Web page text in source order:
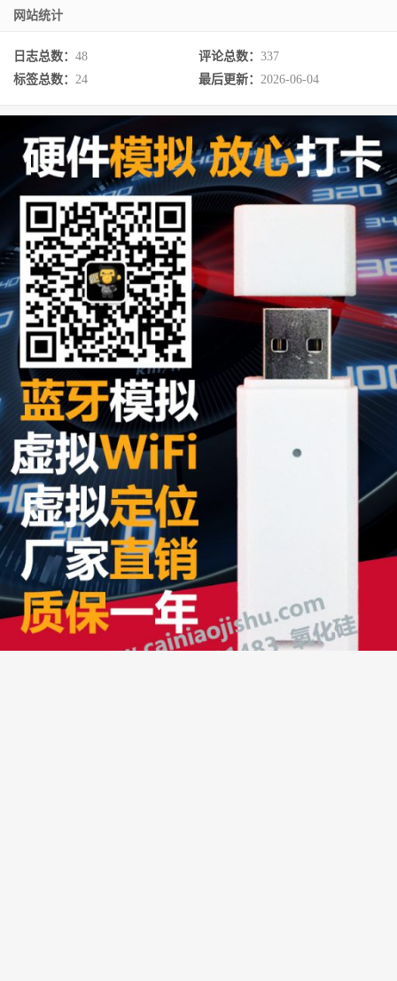
网站统计
日志总数： 48 评论总数： 337
标签总数： 24 最后更新： 2026-06-04